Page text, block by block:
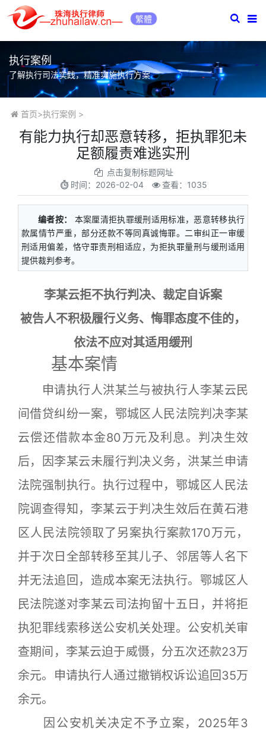
繁體
执行案例
了解执行司法实践，精准实施执行方案
首页>执行案例 >
有能力执行却恶意转移，拒执罪犯未
足额履责难逃实刑
点击复制标题网址
时间： 2026-02-04 查看：1035
编者按：
本案厘清拒执罪缓刑适用标准，恶意转移执行
款属情节严重，部分还款不等同真诚悔罪。二审纠正一审缓
刑适用偏差，恪守罪责刑相适应，为拒执罪量刑与缓刑适用
提供裁判参考。
李某云拒不执行判决、裁定自诉案
被告人不积极履行义务、悔罪态度不佳的，
依法不应对其适用缓刑
基本案情
申请执行人洪某兰与被执行人李某云民
间借贷纠纷一案，鄂城区人民法院判决李某
云偿还借款本金80万元及利息。判决生效
后，因李某云未履行判决义务，洪某兰申请
法院强制执行。执行过程中，鄂城区人民法
院调查得知，李某云于判决生效后在黄石港
区人民法院领取了另案执行案款170万元，
并于次日全部转移至其儿子、邻居等人名下
并无法追回，造成本案无法执行。鄂城区人
民法院遂对李某云司法拘留十五日，并将拒
执犯罪线索移送公安机关处理。公安机关审
查期间，李某云迫于威慑，分五次还款23万
余元。申请执行人通过撤销权诉讼追回35万
余元。
因公安机关决定不予立案，2025年3